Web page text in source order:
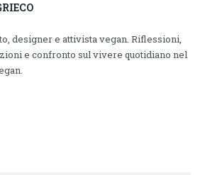
designer e attivista vegan. Riflessioni,
e confronto sul vivere quotidiano nel